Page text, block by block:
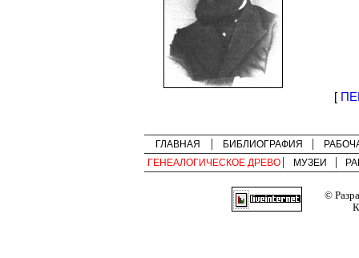
[
ГЛАВНАЯ БИБЛИОГРАФИЯ
ГЕНЕАЛОГИЧЕСКОЕ ДРЕВО
МУЗЕИ
©